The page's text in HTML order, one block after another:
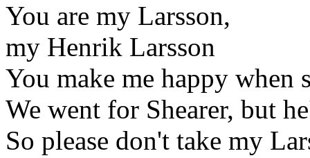
You are my Larsson,
my Henrik Larsson
You make me happy when
We went for Shearer, but
So please don't take my